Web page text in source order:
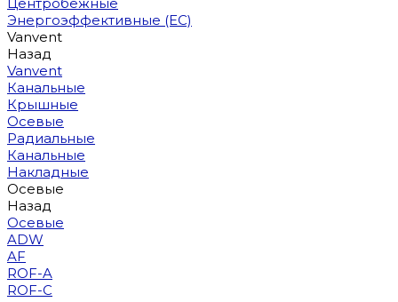
Энергоэффективные (EC)
Vanvent
Назад
Vanvent
Канальные
Крышные
Осевые
Радиальные
Канальные
Накладные
Осевые
Назад
Осевые
ADW
AF
ROF-A
ROF-C